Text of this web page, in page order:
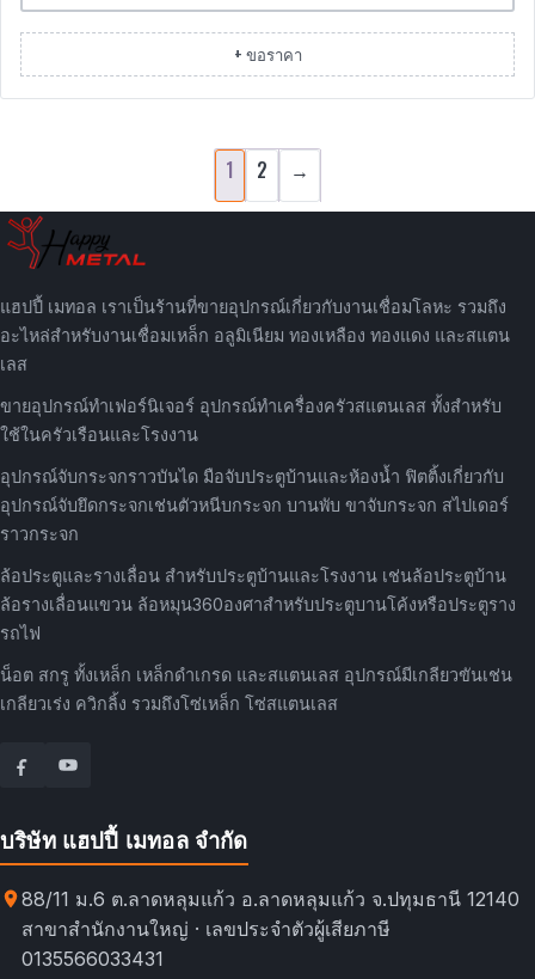
+ ขอราคา
1 2 →
แฮปปี้ เมทอล เราเป็นร้านที่ขายอุปกรณ์เกี่ยวกับงานเชื่อมโลหะ รวมถึง
อะไหล่สำหรับงานเชื่อมเหล็ก อลูมิเนียม ทองเหลือง ทองแดง และสแตน
เลส
ขายอุปกรณ์ทำเฟอร์นิเจอร์ อุปกรณ์ทำเครื่องครัวสแตนเลส ทั้งสำหรับ
ใช้ในครัวเรือนและโรงงาน
อุปกรณ์จับกระจกราวบันได มือจับประตูบ้านและห้องน้ำ ฟิตติ้งเกี่ยวกับ
อุปกรณ์จับยึดกระจกเช่นตัวหนีบกระจก บานพับ ขาจับกระจก สไปเดอร์
ราวกระจก
ล้อประตูและรางเลื่อน สำหรับประตูบ้านและโรงงาน เช่นล้อประตูบ้าน
ล้อรางเลื่อนแขวน ล้อหมุน360องศาสำหรับประตูบานโค้งหรือประตูราง
รถไฟ
น็อต สกรู ทั้งเหล็ก เหล็กดำเกรด และสแตนเลส อุปกรณ์มีเกลียวขันเช่น
เกลียวเร่ง ควิกลิ้ง รวมถึงโซ่เหล็ก โซ่สแตนเลส
บริษัท แฮปปี้ เมทอล จำกัด
88/11 ม.6 ต.ลาดหลุมแก้ว อ.ลาดหลุมแก้ว จ.ปทุมธานี 12140
สาขาสำนักงานใหญ่ · เลขประจำตัวผู้เสียภาษี
0135566033431